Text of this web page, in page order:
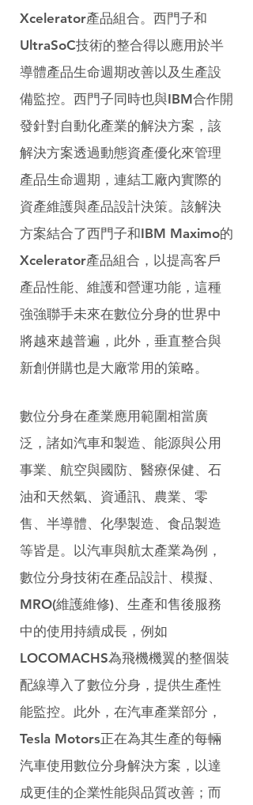
Xcelerator產品組合。西門子和
UltraSoC技術的整合得以應用於半
導體產品生命週期改善以及生產設
備監控。西門子同時也與IBM合作開
發針對自動化產業的解決方案，該
解決方案透過動態資產優化來管理
產品生命週期，連結工廠內實際的
資產維護與產品設計決策。該解決
方案結合了西門子和IBM Maximo的
Xcelerator產品組合，以提高客戶
產品性能、維護和營運功能，這種
強強聯手未來在數位分身的世界中
將越來越普遍，此外，垂直整合與
新創併購也是大廠常用的策略。
數位分身在產業應用範圍相當廣
泛，諸如汽車和製造、能源與公用
事業、航空與國防、醫療保健、石
油和天然氣、資通訊、農業、零
售、半導體、化學製造、食品製造
等皆是。以汽車與航太產業為例，
數位分身技術在產品設計、模擬、
MRO(維護維修)、生產和售後服務
中的使用持續成長，例如
LOCOMACHS為飛機機翼的整個裝
配線導入了數位分身，提供生產性
能監控。此外，在汽車產業部分，
Tesla Motors正在為其生產的每輛
汽車使用數位分身解決方案，以達
成更佳的企業性能與品質改善；而